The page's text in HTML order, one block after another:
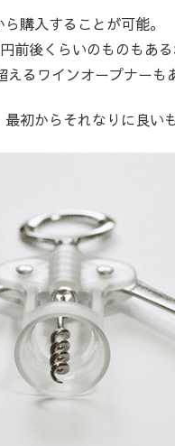
購入することが可能。
前後くらいのものもある
るワインオープナーも
初からそれなりに良い